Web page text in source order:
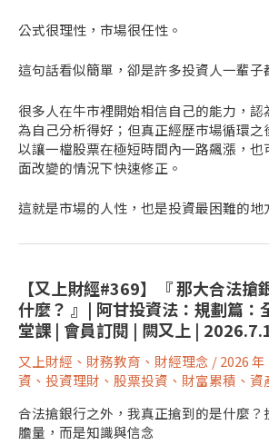
公式很理性，市場很任性。
這句話看似簡單，卻是許多投資人一輩子
很多人在牛市裡開始相信自己的能力，
為自己分析得好；但真正經歷市場循環之
以讓一檔股票在極短時間內一路飆漲，也
面改變的情況下快速修正。
這就是市場的人性，也是投資最困難的地
【又上財經#369】『 那大合法搶
什麼？ 』| 阿甘投資法：規劃篇：
堂課 | 會員訂閱 | 闕又上 |
又上財經 、 財務教育 、 財經理念 /2026 年
資 、 投資理財 、 股票投資 、 財富累積 、 資
合法搶銀行之外，我真正搶到的是什麼？
膽量，而是知識與信念